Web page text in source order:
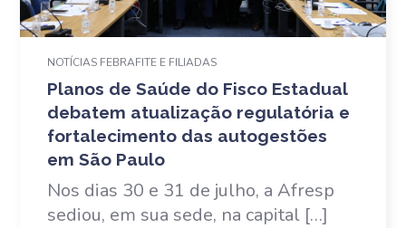
NOTÍCIAS FEBRAFITE E FILIADAS
Planos de Saúde do Fisco Estadual
debatem atualização regulatória e
fortalecimento das autogestões
em São Paulo
Nos dias 30 e 31 de julho, a Afresp
sediou, em sua sede, na capital […]